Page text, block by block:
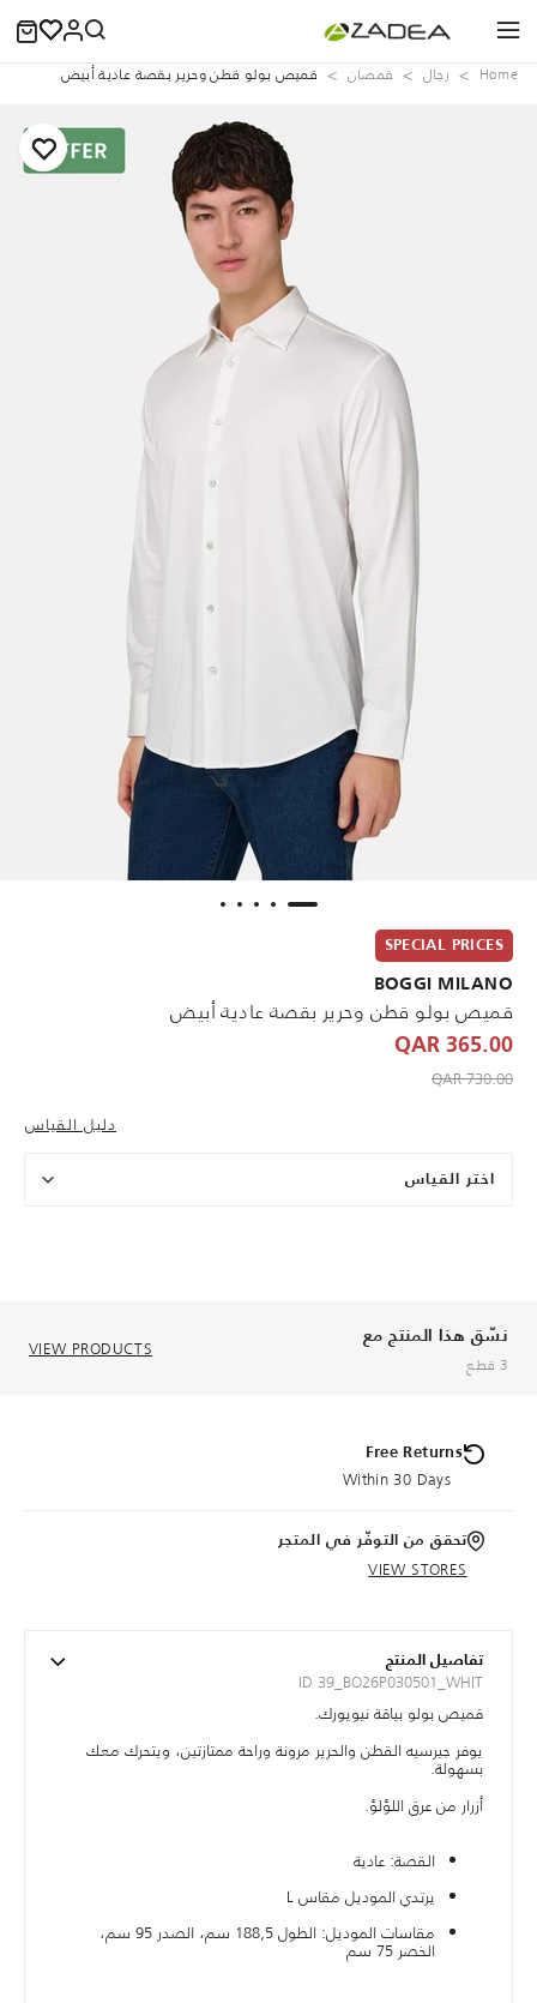
Home رجال قمصان قميص بولو قطن وحرير بقصة عادية أبيض
SPECIAL PRICES
BOGGI MILANO
قميص بولو قطن وحرير بقصة عادية أبيض
365.00 QAR
Price reduced from
730.00 QAR
to 365.00 QAR
دليل القياس
اختر القياس
نسّق هذا المنتج مع
3 قطع
VIEW PRODUCTS
Free Returns
Within 30 Days
تحقق من التوفّر في المتجر
VIEW STORES
تفاصيل المنتج
ID 39_BO26P030501_WHIT
قميص بولو بياقة نيويورك.
يوفر جيرسيه القطن والحرير مرونة وراحة ممتازتين، ويتحرك معك
بسهولة.
أزرار من عرق اللؤلؤ.
القصة: عادية
يرتدي الموديل مقاس L
مقاسات الموديل: الطول 188,5 سم، الصدر 95 سم،
الخصر 75 سم